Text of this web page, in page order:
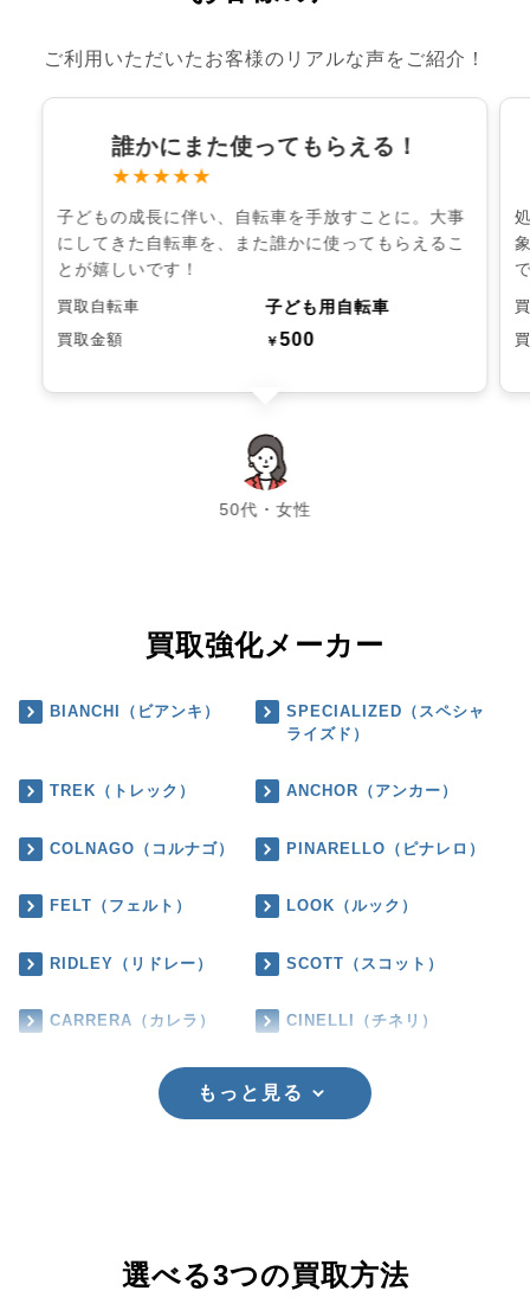
ご利用いただいたお客様のリアルな声をご紹介！
誰かにまた使ってもらえる！
★★★★★
子どもの成長に伴い、自転車を手放すことに。大事
にしてきた自転車を、また誰かに使ってもらえるこ
とが嬉しいです！
買取自転車 子ども用自転車
買取金額 ￥500
50代・女性
chevron_left chevron_right
買取強化メーカー
BIANCHI（ビアンキ）
SPECIALIZED（スペシャ
ライズド）
TREK（トレック） ANCHOR（アンカー）
COLNAGO（コルナゴ） PINARELLO（ピナレロ）
FELT（フェルト） LOOK（ルック）
RIDLEY（リドレー） SCOTT（スコット）
CARRERA（カレラ） CINELLI（チネリ）
もっと見る
選べる3つの買取方法